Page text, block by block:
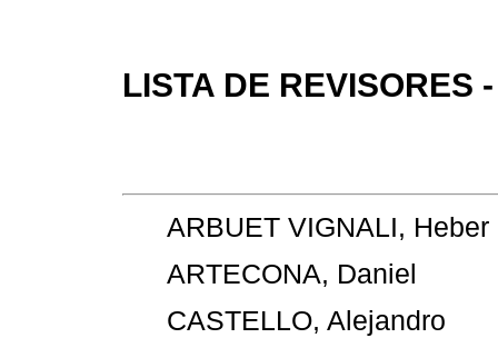
LISTA DE REVISORES
ARBUET VIGNALI, Heber
ARTECONA, Daniel
CASTELLO, Alejandro